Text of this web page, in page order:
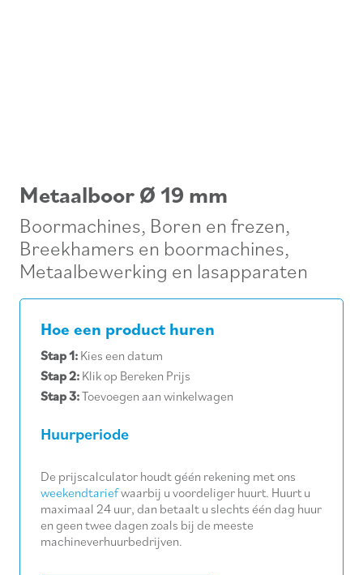
Metaalboor Ø 19 mm
Boormachines, Boren en frezen,
Breekhamers en boormachines,
Metaalbewerking en lasapparaten
Hoe een product huren
Stap 1: Kies een datum
Stap 2: Klik op Bereken Prijs
Stap 3:Toevoegen aan winkelwagen
Huurperiode
De prijscalculator houdt géén rekening met ons
weekendtariefwaarbij u voordeliger huurt. Huurt u
maximaal 24 uur, dan betaalt u slechts één dag huur
en geen twee dagen zoals bij de meeste
machineverhuurbedrijven.